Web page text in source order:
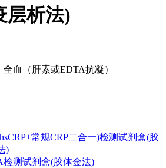
层析法)
血（肝素或EDTA抗凝）
常规CRP二合一)检测试剂盒(胶
)
检测试剂盒(胶体金法)